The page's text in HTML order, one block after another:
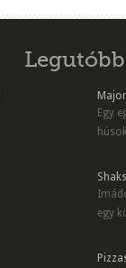
Egy
egy